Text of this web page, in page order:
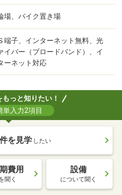
場、バイク置き場
端子、インターネット無料、光
イバー（ブロードバンド）、イ
ーネット対応
っと知りたい！
単入力2項目
を見学 したい
費用
聞く
設備
について聞く